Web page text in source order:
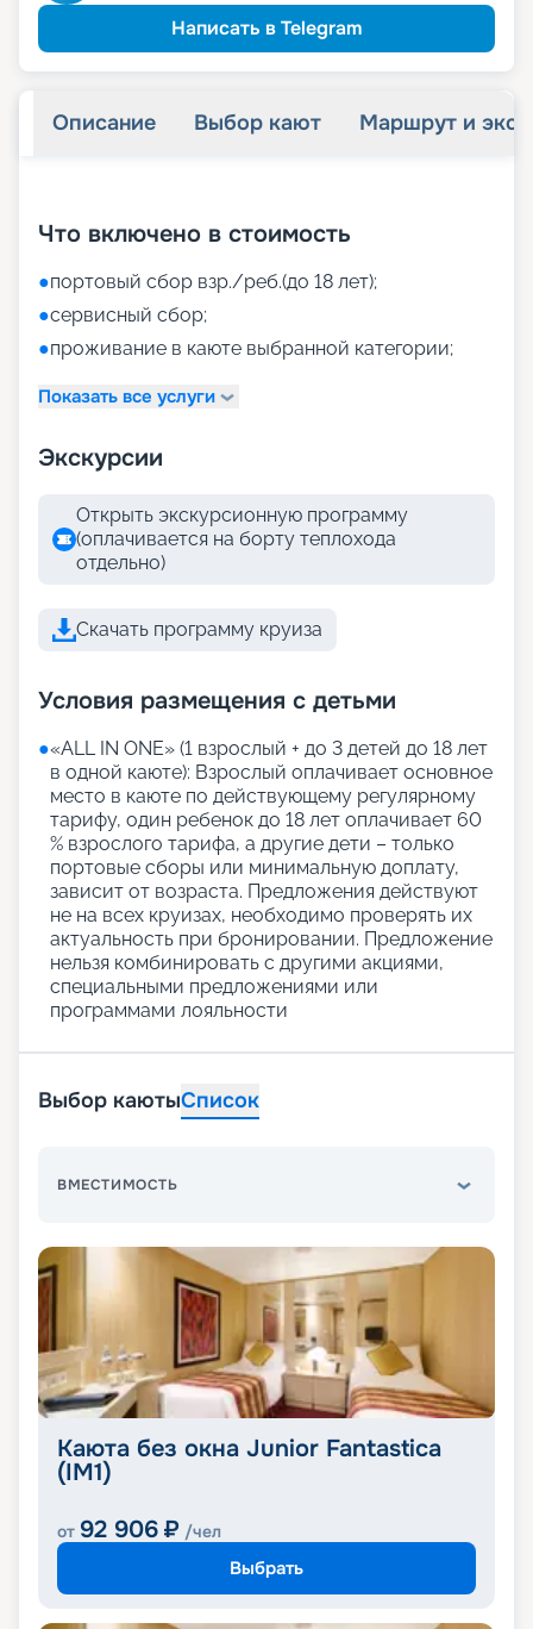
Написать в Telegram
Описание Выбор кают Маршрут и
Что включено в стоимость
●портовый сбор взр./реб.(до 18 лет);
●сервисный сбор;
●проживание в каюте выбранной категории;
Показать все услуги
Экскурсии
Открыть экскурсионную программу
(оплачивается на борту теплохода
отдельно)
Скачать программу круиза
Условия размещения с детьми
●«АLL IN ONE» (1 взрослый + до 3 детей до 18 лет
в одной каюте): Взрослый оплачивает основное
место в каюте по действующему регулярному
тарифу, один ребенок до 18 лет оплачивает 60
% взрослого тарифа, а другие дети – только
портовые сборы или минимальную доплату,
зависит от возраста. Предложения действуют
не на всех круизах, необходимо проверять их
актуальность при бронировании. Предложение
нельзя комбинировать с другими акциями,
специальными предложениями или
программами лояльности
Выбор каютыСписок
ВМЕСТИМОСТЬ
Каюта без окна Junior Fantastica
(IM1)
от 92 906 ₽ /чел
Выбрать